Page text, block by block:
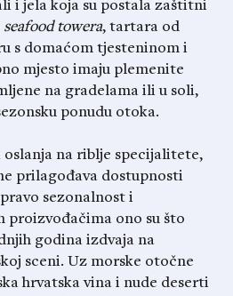
i jela koja su postala zaštitni
seafood towera, tartara od
s domaćom tjesteninom i
mjesto imaju plemenite
na gradelama ili u soli,
ponudu otoka.
oslanja na riblje specijalitete,
prilagođava dostupnosti
sezonalnost i
proizvođačima ono su što
godina izdvaja na
sceni. Uz morske otočne
hrvatska vina i nude deserti